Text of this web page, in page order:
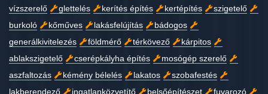
vízszerelő
glettelés kerítés építés kertépítés
szigetelő
burkoló
kőműves lakásfelújítás
bádogos
generálkivitelezés
földmérő térkövező
kárpitos
ablakszigetelő
cserépkályha építés
mosógép szerelő
aszfaltozás
kémény bélelés lakatos
szobafestés
lakberendező
ingatlanközvetítő belsőépítészet
fuvarozó